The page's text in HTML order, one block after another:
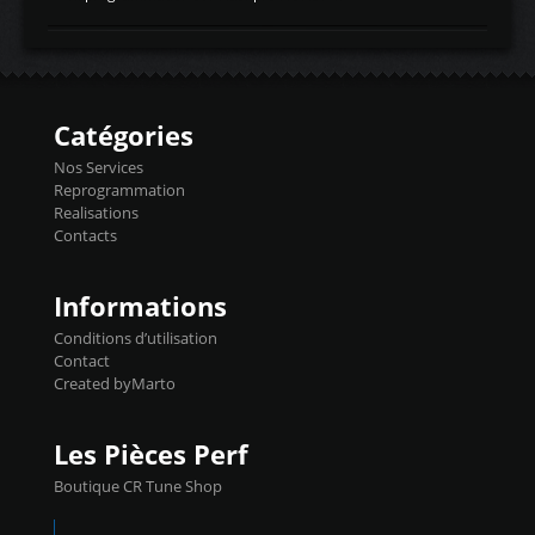
d'admissiontemp ex. pour atmo -30- 80°C
temperaturetemperature ldr moteurtemp
Injecteurs + Flashpro 1370€ TTC Le
précise et performante. Vous pourrez
basculer de la carto sans plomb à Ethanol à
l'aide du flashpro OPTION ECONOMIQUES
Reprog SP 98 sur le calculateur d'origine
450€ TTC Un gain d'environ 10cv et 15nm
Catégories
Nos Services
Reprogrammation
Realisations
Contacts
Informations
Conditions d’utilisation
Contact
Created byMarto
Les Pièces Perf
Boutique CR Tune Shop